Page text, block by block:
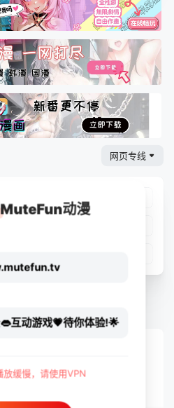
网页专线
动漫
互动游戏💗待你体验!🌟
放缓慢，请使用VPN